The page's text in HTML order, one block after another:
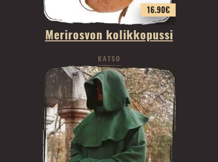
16.90€
Merirosvon kolikkopussi
KATSO